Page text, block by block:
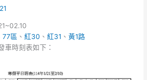
77區 、紅30 、紅31 、黃1路
車時刻表如下：